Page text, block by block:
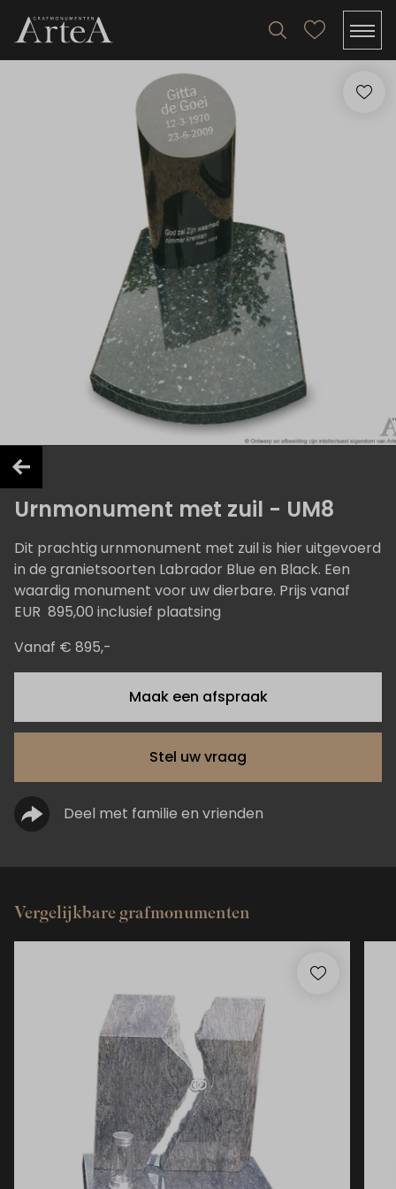
Urnmonument met zuil - UM8
Dit prachtig urnmonument met zuil is hier uitgevoerd
in de granietsoorten Labrador Blue en Black. Een
waardig monument voor uw dierbare. Prijs vanaf
EUR 895,00 inclusief plaatsing
Vanaf € 895,-
Maak een afspraak
Stel uw vraag
Deel met familie en vrienden
Vergelijkbare grafmonumenten